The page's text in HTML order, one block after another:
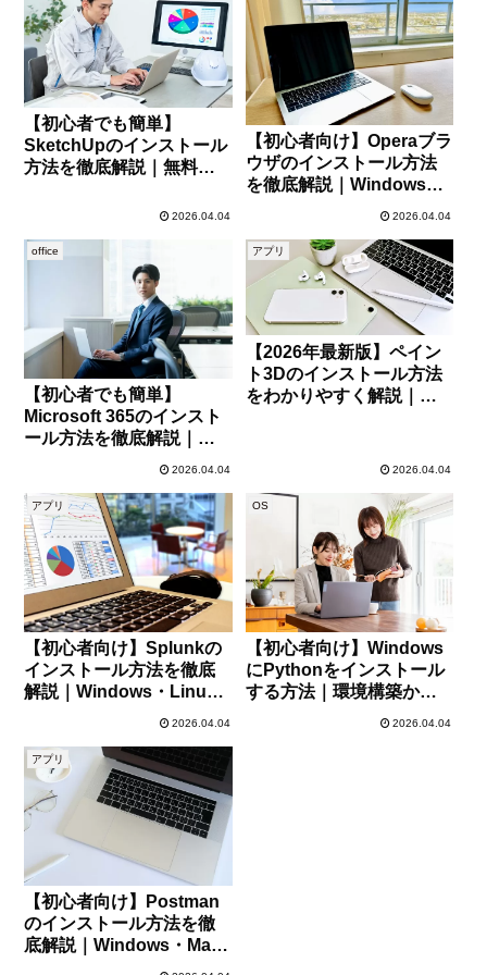
【初心者でも簡単】
SketchUpのインストール
方法を徹底解説｜無料
2026.04.04
【初心者向け】Operaブラ
ウザのインストール方法
を徹底解説｜Windows・
2026.04.04
office
【初心者でも簡単】
Microsoft 365のインスト
ール方法を徹底解説｜
2026.04.04
アプリ
【2026年最新版】ペイン
ト3Dのインストール方法
をわかりやすく解説｜初
2026.04.04
アプリ
【初心者向け】Splunkの
インストール方法を徹底
解説｜Windows・Linux
2026.04.04
OS
【初心者向け】Windows
にPythonをインストール
する方法｜環境構築から
2026.04.04
アプリ
【初心者向け】Postman
のインストール方法を徹
底解説｜Windows・Mac